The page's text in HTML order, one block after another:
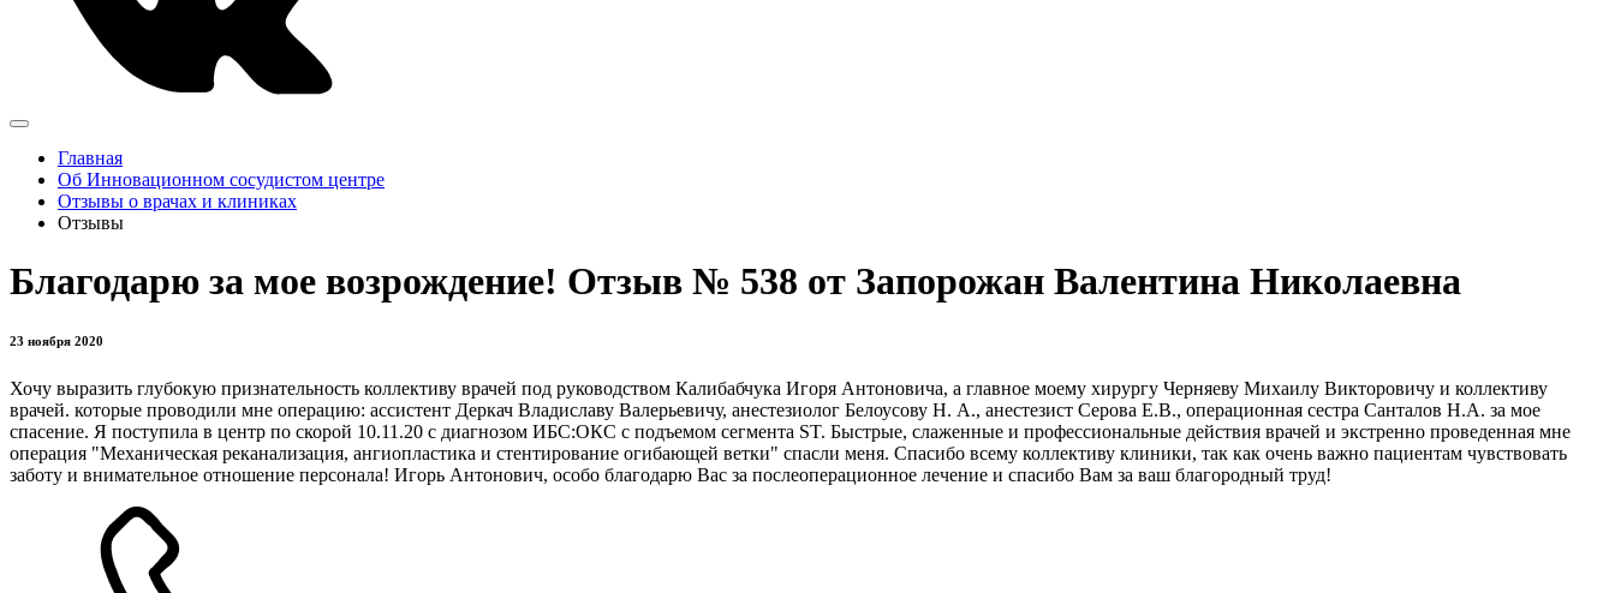
Главная
Об Инновационном сосудистом центре
Отзывы о врачах и клиниках
Отзывы
Благодарю за мое возрождение! Отзыв № 538 от Запорожан Валентина Николаевна
23 ноября 2020
Хочу выразить глубокую признательность коллективу врачей под руководством Калибабчука Игоря Антоновича, а главное моему хирургу Черняеву Михаилу Викторовичу и коллективу
врачей. которые проводили мне операцию: ассистент Деркач Владиславу Валерьевичу, анестезиолог Белоусову Н. А., анестезист Серова Е.В., операционная сестра Санталов Н.А. за мое
спасение. Я поступила в центр по скорой 10.11.20 с диагнозом ИБС:ОКС с подъемом сегмента ST. Быстрые, слаженные и профессиональные действия врачей и экстренно проведенная мне
операция "Механическая реканализация, ангиопластика и стентирование огибающей ветки" спасли меня. Спасибо всему коллективу клиники, так как очень важно пациентам чувствовать
заботу и внимательное отношение персонала! Игорь Антонович, особо благодарю Вас за послеоперационное лечение и спасибо Вам за ваш благородный труд!